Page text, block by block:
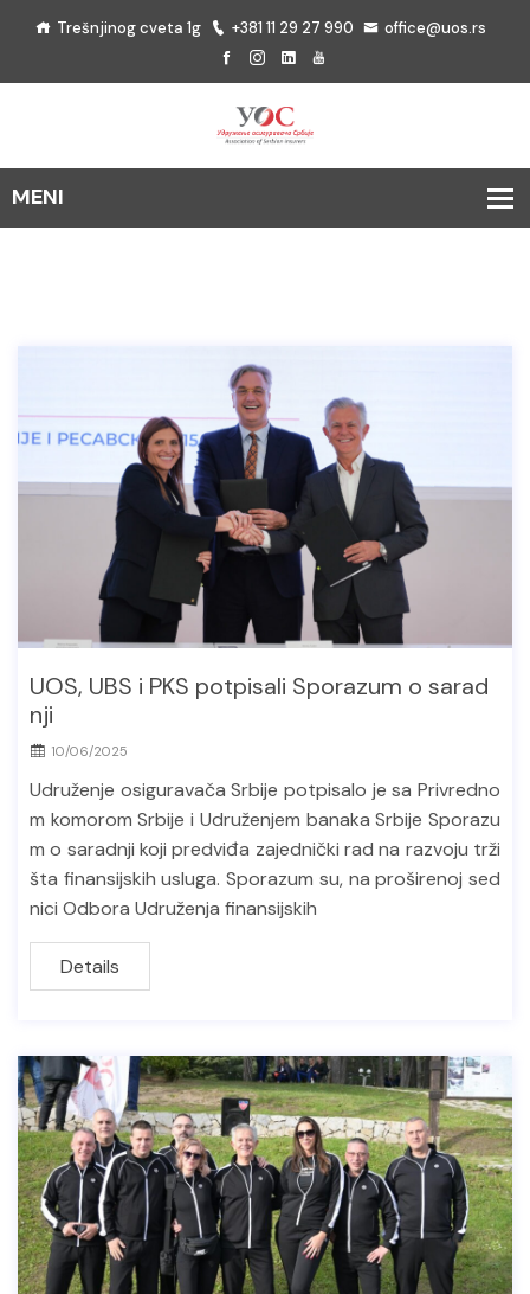
Trešnjinog cveta 1g +381 11 29 27 990 office@uos.rs
UOS, UBS i PKS potpisali Sporazum o sarad
nji
10/06/2025
Udruženje osiguravača Srbije potpisalo je sa Privredno
m komorom Srbije i Udruženjem banaka Srbije Sporazu
m o saradnji koji predviđa zajednički rad na razvoju trži
šta finansijskih usluga. Sporazum su, na proširenoj sed
nici Odbora Udruženja finansijskih
Details